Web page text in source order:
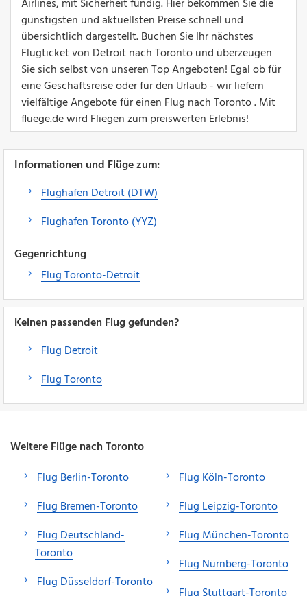
Airlines, mit Sicherheit fündig. Hier bekommen Sie die
günstigsten und aktuellsten Preise schnell und
übersichtlich dargestellt. Buchen Sie Ihr nächstes
Flugticket von Detroit nach Toronto und überzeugen
Sie sich selbst von unseren Top Angeboten! Egal ob für
eine Geschäftsreise oder für den Urlaub - wir liefern
vielfältige Angebote für einen Flug nach Toronto . Mit
fluege.de wird Fliegen zum preiswerten Erlebnis!
Informationen und Flüge zum:
Flughafen Detroit (DTW)
Flughafen Toronto (YYZ)
Gegenrichtung
Flug Toronto-Detroit
Keinen passenden Flug gefunden?
Flug Detroit
Flug Toronto
Weitere Flüge nach Toronto
Flug Berlin-Toronto
Flug Bremen-Toronto
Flug Deutschland-
Toronto
Flug Düsseldorf-Toronto
Flug Köln-Toronto
Flug Leipzig-Toronto
Flug München-Toronto
Flug Nürnberg-Toronto